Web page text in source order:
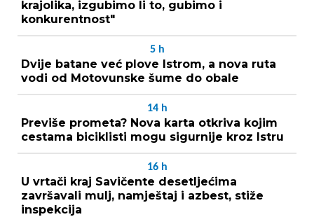
krajolika, izgubimo li to, gubimo i
konkurentnost"
5 h
Dvije batane već plove Istrom, a nova ruta
vodi od Motovunske šume do obale
14 h
Previše prometa? Nova karta otkriva kojim
cestama biciklisti mogu sigurnije kroz Istru
16 h
U vrtači kraj Savičente desetljećima
završavali mulj, namještaj i azbest, stiže
inspekcija